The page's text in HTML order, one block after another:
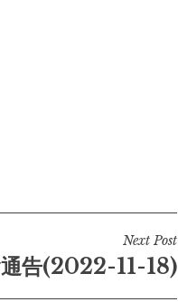
Next Post
告(2022-11-18)